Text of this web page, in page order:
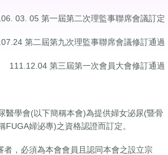
03. 05 第一屆第二次理監事聯席會議訂定
第二屆第九次理監事聯席會議修訂通過
111.12.04 第三屆第一次會員大會修訂通過
醫學會(以下簡稱本會)為提供婦女泌尿(暨骨
婦泌專)之資格認證而訂定。
者，必須為本會會員且認同本會之設立宗